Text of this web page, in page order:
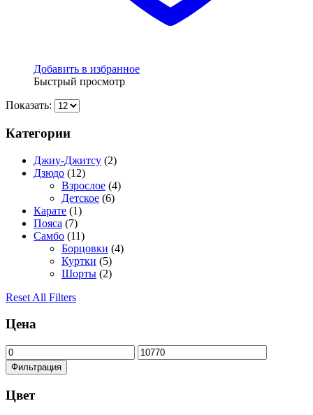
Добавить в избранное
Быстрый просмотр
Показать:
Категории
Джиу-Джитсу (2)
Дзюдо (12)
Взрослое (4)
Детское (6)
Карате (1)
Пояса (7)
Самбо (11)
Борцовки (4)
Куртки (5)
Шорты (2)
Reset All Filters
Цена
Минимальная
цена
Максимальная
цена
Фильтрация
Цвет